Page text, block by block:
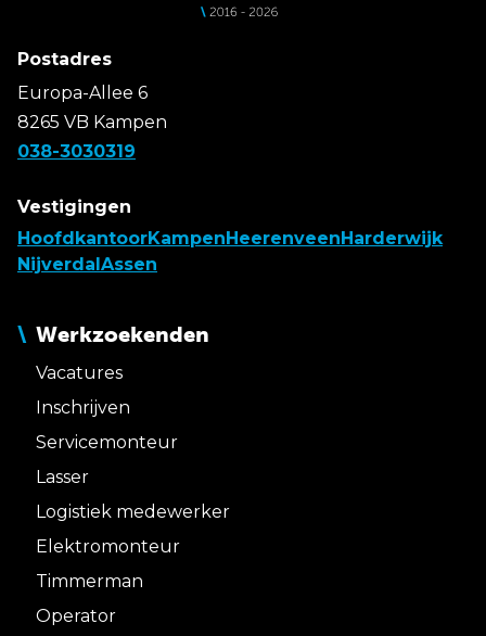
Postadres
Europa-Allee 6
8265 VB Kampen
038-3030319
Vestigingen
HoofdkantoorKampen Heerenveen Harderwijk
Nijverdal Assen
Werkzoekenden
Vacatures
Inschrijven
Servicemonteur
Lasser
Logistiek medewerker
Elektromonteur
Timmerman
Operator